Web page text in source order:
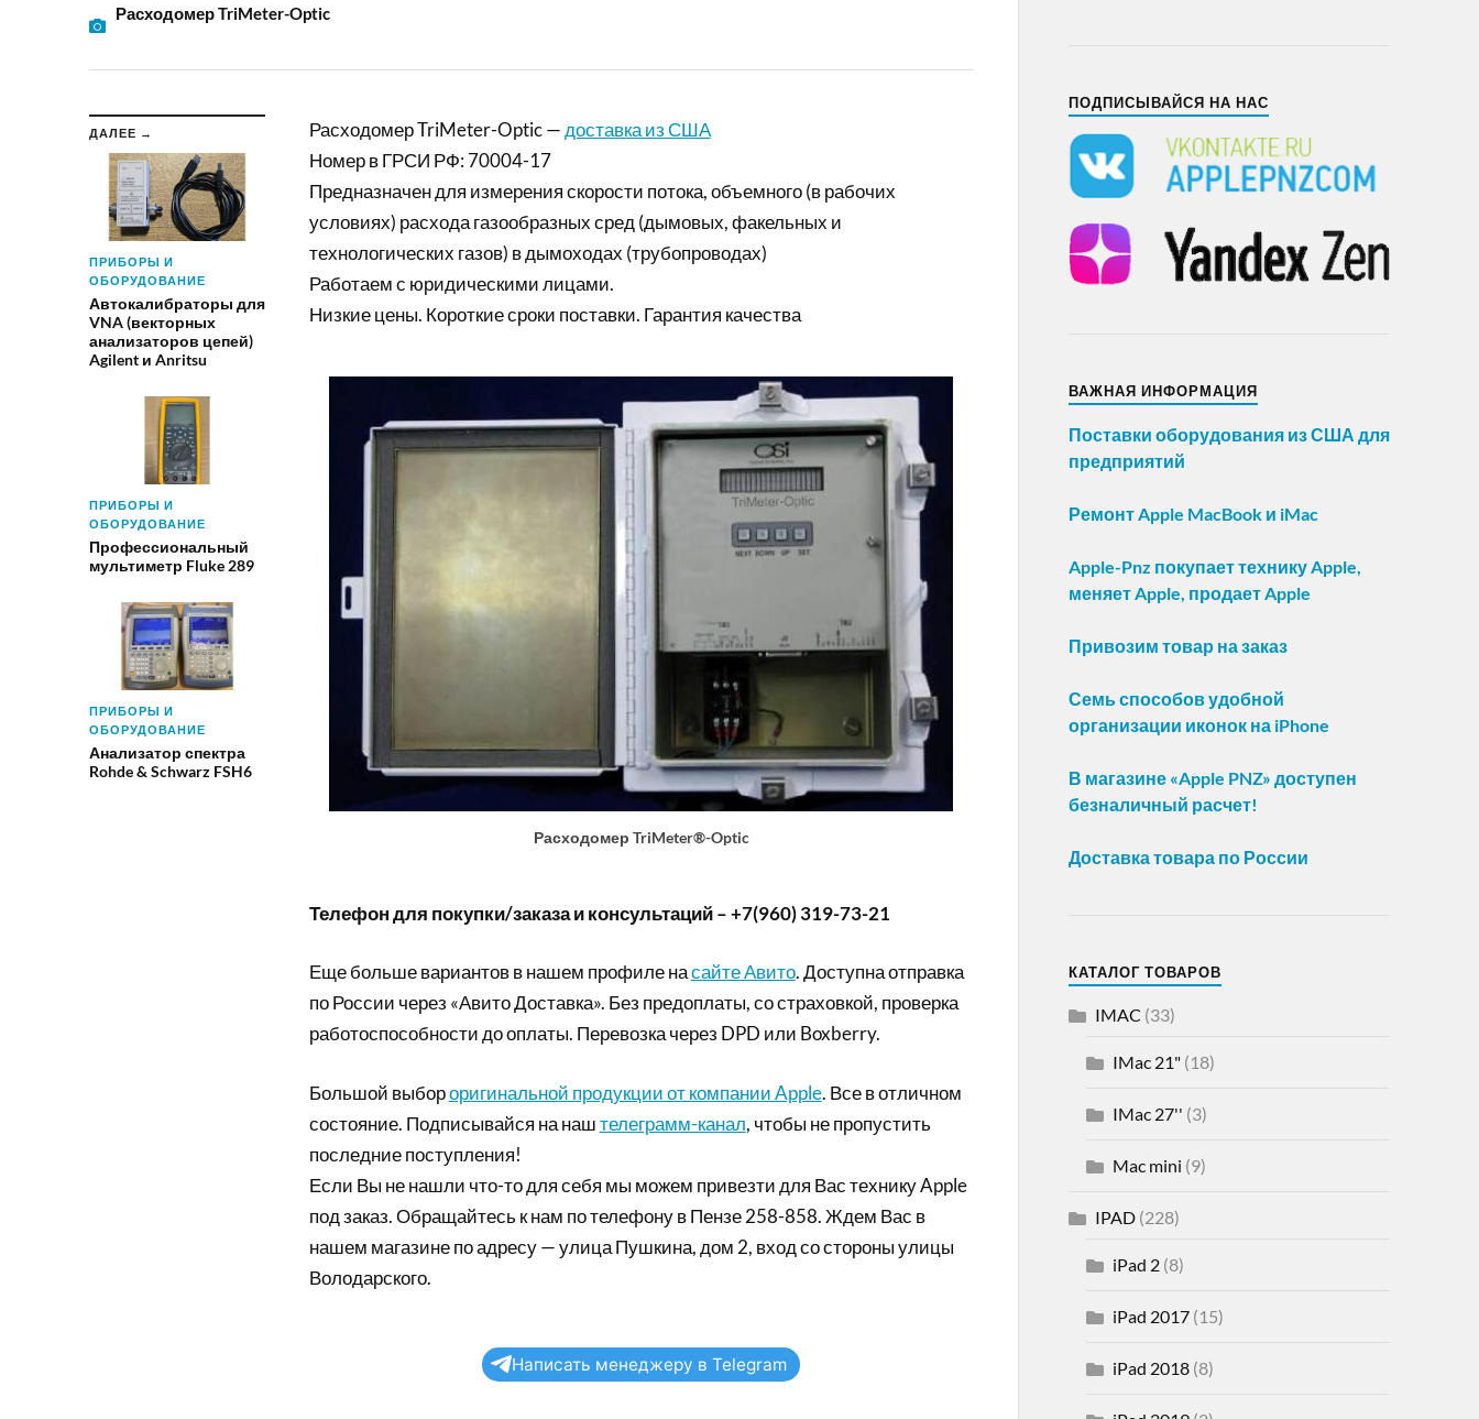
Расходомер TriMeter-Optic
ДАЛЕЕ →
ПРИБОРЫ И
ОБОРУДОВАНИЕ
Автокалибраторы для
VNA (векторных
анализаторов цепей)
Agilent и Anritsu
ПРИБОРЫ И
ОБОРУДОВАНИЕ
Профессиональный
мультиметр Fluke 289
ПРИБОРЫ И
ОБОРУДОВАНИЕ
Анализатор спектра
Rohde & Schwarz FSH6
Расходомер TriMeter-Optic — доставка из США
Номер в ГРСИ РФ: 70004-17
Предназначен для измерения скорости потока, объемного (в рабочих
условиях) расхода газообразных сред (дымовых, факельных и
технологических газов) в дымоходах (трубопроводах)
Работаем с юридическими лицами.
Низкие цены. Короткие сроки поставки. Гарантия качества
Расходомер TriMeter®-Optic
Телефон для покупки/заказа и консультаций – +7(960) 319-73-21
Еще больше вариантов в нашем профиле насайте Авито. Доступна отправка
по России через «Авито Доставка». Без предоплаты, со страховкой, проверка
работоспособности до оплаты. Перевозка через DPD или Boxberry.
Большой выбороригинальной продукции от компании Apple. Все в отличном
состояние. Подписывайся на наштелеграмм-канал, чтобы не пропустить
последние поступления!
Если Вы не нашли что-то для себя мы можем привезти для Вас технику Apple
под заказ. Обращайтесь к нам по телефону в Пензе 258-858. Ждем Вас в
нашем магазине по адресу — улица Пушкина, дом 2, вход со стороны улицы
Володарского.
Написать менеджеру в Telegram
ПОДПИСЫВАЙСЯ НА НАС
ВАЖНАЯ ИНФОРМАЦИЯ
Поставки оборудования из США для
предприятий
Ремонт Apple MacBook и iMac
Apple-Pnz покупает технику Apple,
меняет Apple, продает Apple
Привозим товар на заказ
Семь способов удобной
организации иконок на iPhone
В магазине «Apple PNZ» доступен
безналичный расчет!
Доставка товара по России
КАТАЛОГ ТОВАРОВ
IMAC (33)
IMac 21"(18)
IMac 27'' (3)
Mac mini (9)
IPAD(228)
iPad 2(8)
iPad 2017(15)
iPad 2018(8)